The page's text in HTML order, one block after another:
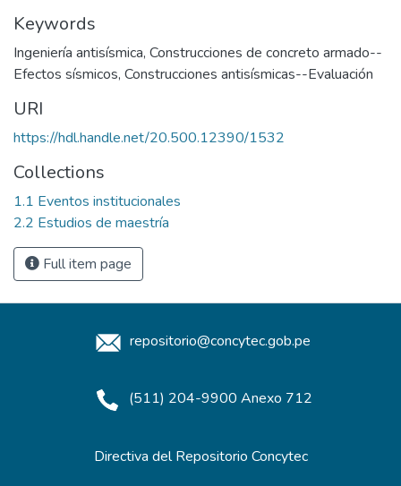
Keywords
Ingeniería antisísmica, Construcciones de concreto armado--
Efectos sísmicos, Construcciones antisísmicas--Evaluación
URI
https://hdl.handle.net/20.500.12390/1532
Collections
1.1 Eventos institucionales
2.2 Estudios de maestría
Full item page
repositorio@concytec.gob.pe
(511) 204-9900 Anexo 712
Directiva del Repositorio Concytec